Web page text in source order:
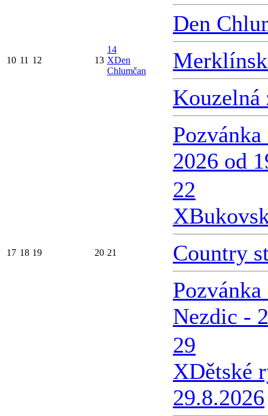
10 11 12 13
14
XDen
Chlumčan
Den
Kouzelná
2026 od
17 18 19 20 21
22
X
Country
Nezdic -
29
XDětské
29.8.2026